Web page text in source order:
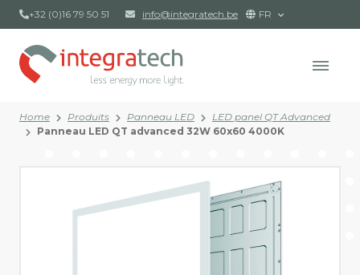
+32 (0)16 79 50 51 info@integratech.be FR
Home Produits Panneau LED
LED panel QT Advanced
Panneau LED QT advanced 32W 60x60 4000K